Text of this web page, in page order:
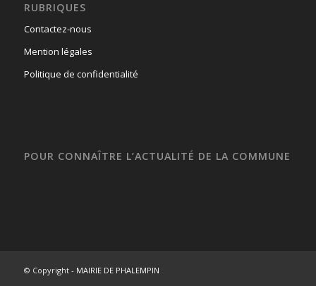
RUBRIQUES
Contactez-nous
Mention légales
Politique de confidentialité
POUR CONNAÎTRE L’ACTUALITÉ DE LA COMMUNE
© Copyright - MAIRIE DE PHALEMPIN